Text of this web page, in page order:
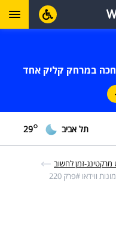
במרחק קליק אחד
תל אביב 29°
זמן לחשוב
#פרק 220